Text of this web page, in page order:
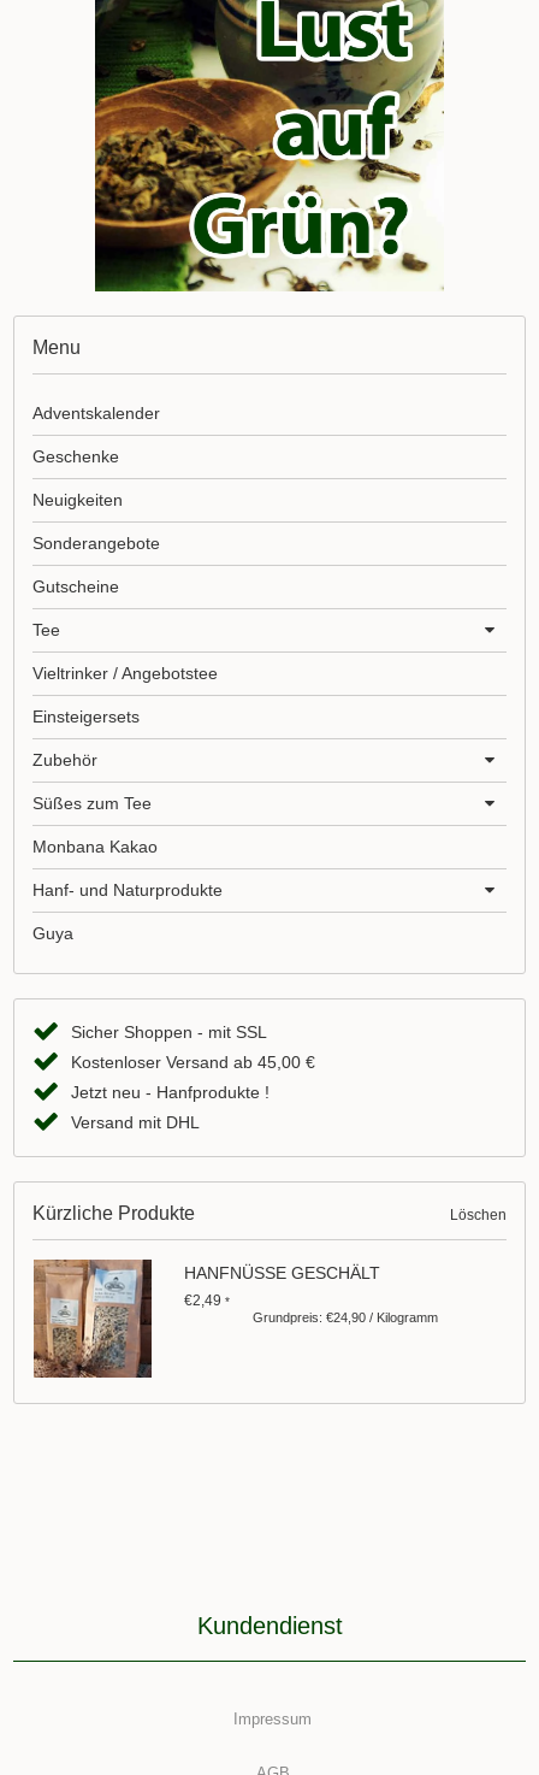
Menu
Adventskalender
Geschenke
Neuigkeiten
Sonderangebote
Gutscheine
Tee
Vieltrinker / Angebotstee
Einsteigersets
Zubehör
Süßes zum Tee
Monbana Kakao
Hanf- und Naturprodukte
Guya
Sicher Shoppen - mit SSL
Kostenloser Versand ab 45,00 €
Jetzt neu - Hanfprodukte !
Versand mit DHL
Kürzliche Produkte Löschen
HANFNÜSSE GESCHÄLT
€2,49*
Grundpreis: €24,90 / Kilogramm
Kundendienst
Impressum